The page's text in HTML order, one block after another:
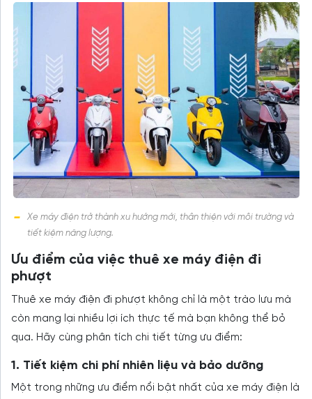
Xe máy điện trở thành xu hướng mới, thân thiện với môi trường và
tiết kiệm năng lượng.
Ưu điểm của việc thuê xe máy điện đi
phượt
Thuê xe máy điện đi phượt không chỉ là một trào lưu mà
còn mang lại nhiều lợi ích thực tế mà bạn không thể bỏ
qua. Hãy cùng phân tích chi tiết từng ưu điểm:
1. Tiết kiệm chi phí nhiên liệu và bảo dưỡng
Một trong những ưu điểm nổi bật nhất của xe máy điện là